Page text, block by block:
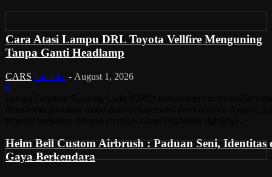
Cara Atasi Lampu DRL Toyota Vellfire Menguning
Tanpa Ganti Headlamp
CARS tinusoke - August 1, 2026
0
Helm Bell Custom Airbrush : Paduan Seni, Identitas
Gaya Berkendara